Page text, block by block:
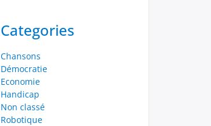
Categories
Chansons
Démocratie
Economie
Handicap
Non classé
Robotique